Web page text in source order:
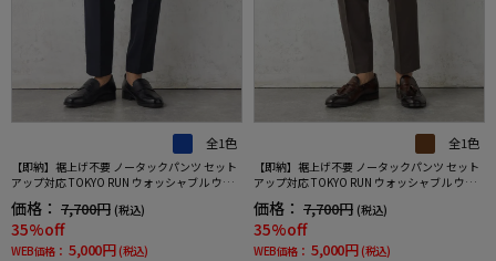
全1色
【即納】裾上げ不要 ノータックパンツ セット
アップ対応 TOKYO RUN ウォッシャブル ウエ
ッチ 通年
価格： 7,700円 (税込)
35%off
WEB価格： 5,000円 (税込)
全1色
【即納】裾上げ不要 ノータックパンツ セット
アップ対応 TOKYO RUN ウォッシャブル ウエ
ッチ 通年
価格： 7,700円 (税込)
35%off
WEB価格： 5,000円 (税込)